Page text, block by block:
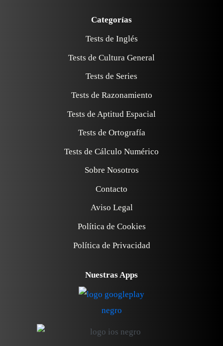
Categorías
Tests de Inglés
Tests de Cultura General
Tests de Series
Tests de Razonamiento
Tests de Aptitud Espacial
Tests de Ortografía
Tests de Cálculo Numérico
Sobre Nosotros
Contacto
Aviso Legal
Política de Cookies
Política de Privacidad
Nuestras Apps